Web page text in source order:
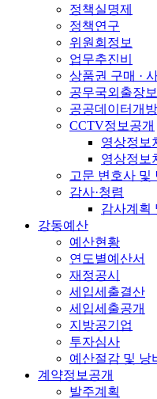
정책실명제
정책연구
위원회정보
업무추진비
상품권 구매 ·
공무국외출장
공공데이터개방
CCTV정보공개
영상정보
영상정보
고문 변호사 및
감사·청렴
감사계획
강동예산
예산현황
연도별예산서
재정공시
세입세출결산
세입세출공개
지방공기업
투자심사
예산절감 및 낭
계약정보공개
발주계획